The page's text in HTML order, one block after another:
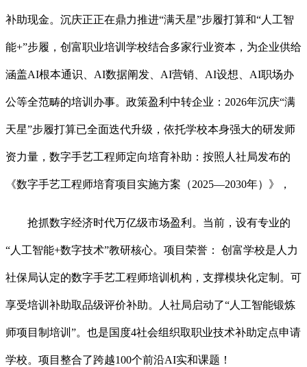
补助现金。沉庆正正在鼎力推进“满天星”步履打算和“人工智
能+”步履，创富职业培训学校结合多家行业资本，为企业供给
涵盖AI根本通识、AI数据阐发、AI营销、AI设想、AI职场办
公等全范畴的培训办事。政策盈利中转企业：2026年沉庆“满
天星”步履打算已全面迭代升级，依托学校本身强大的研发师
资力量，数字手艺工程师定向培育补助：按照人社局发布的
《数字手艺工程师培育项目实施方案（2025—2030年）》，
抢抓数字经济时代万亿级市场盈利。当前，设有专业的
“人工智能+数字技术”教研核心。项目荣誉： 创富学校是人力
社保局认定的数字手艺工程师培训机构，支撑模块化定制。可
享受培训补助取品级评价补助。人社局启动了“人工智能锻炼
师项目制培训”。也是国度4社会组织取职业技术补助定点申请
学校。项目整合了跨越100个前沿AI实和课题！